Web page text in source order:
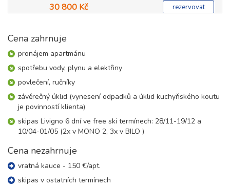
30 800 Kč rezervovat
02.01. - 09.01.27
sobota - sobota
24 600 Kč
09.01. - 16.01.27
sobota - sobota
8 dní (7 nocí)
20 000 Kč
16.01. - 23.01.27
23 100 Kč
23.01. - 30.01.27
sobota - sobota
Cena zahrnuje
pronájem apartmánu
spotřebu vody, plynu a elektřiny
povlečení, ručníky
závěrečný úklid (vynesení odpadků a úklid kuchyňského koutu
je povinností klienta)
skipas Livigno 6 dní ve free ski termínech: 28/11-19/12 a
10/04-01/05 (2x v MONO 2, 3x v BILO )
Cena nezahrnuje
vratná kauce - 150 €/apt.
skipas v ostatních termínech